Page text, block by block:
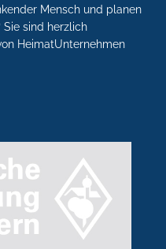
Mensch und planen
sind herzlich
HeimatUnternehmen